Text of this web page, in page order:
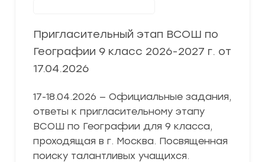
Пригласительный этап ВСОШ по
Географии 9 класс 2026-2027 г. от
17.04.2026
17-18.04.2026 — Официальные задания,
ответы к пригласительному этапу
ВСОШ по Географии для 9 класса,
проходящая в г. Москва. Посвященная
поиску талантливых учащихся.